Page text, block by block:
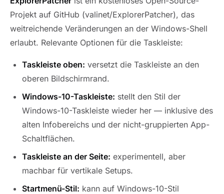
Projekt auf GitHub (valinet/ExplorerPatcher), das
weitreichende Veränderungen an der Windows-Shell
erlaubt. Relevante Optionen für die Taskleiste:
Taskleiste oben: versetzt die Taskleiste an den
oberen Bildschirmrand.
Windows-10-Taskleiste: stellt den Stil der
Windows-10-Taskleiste wieder her — inklusive des
alten Infobereichs und der nicht-gruppierten App-
Schaltflächen.
Taskleiste an der Seite: experimentell, aber
machbar für vertikale Setups.
Startmenü-Stil: kann auf Windows-10-Stil